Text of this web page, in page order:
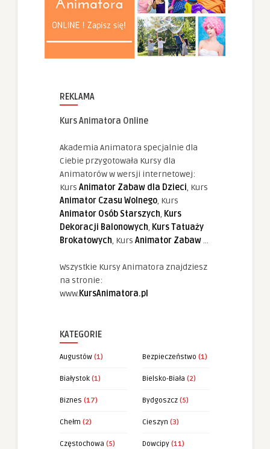
REKLAMA
Kurs Animatora Online
Akademia Animatora specjalnie dla
Ciebie przygotowała Kursy dla
Animatorów w wersji internetowej:
Kurs Animator Zabaw dla Dzieci, Kurs
Animator Czasu Wolnego, Kurs
Animator Osób Starszych, Kurs
Dekoracji Balonowych, Kurs Tatuaży
Brokatowych, Kurs Animator Zabaw...
Wszystkie Kursy Animatora znajdziesz
na stronie:
www.KursAnimatora.pl
KATEGORIE
Augustów (1) Bezpieczeństwo (1)
Białystok (1) Bielsko-Biała (2)
Biznes (17) Bydgoszcz (5)
Chełm (2) Cieszyn (3)
Częstochowa (5) Dowcipy (11)